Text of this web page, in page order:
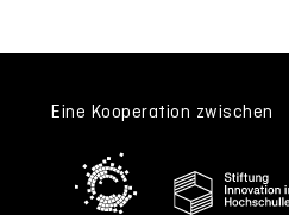
Eine Kooperation zwischen